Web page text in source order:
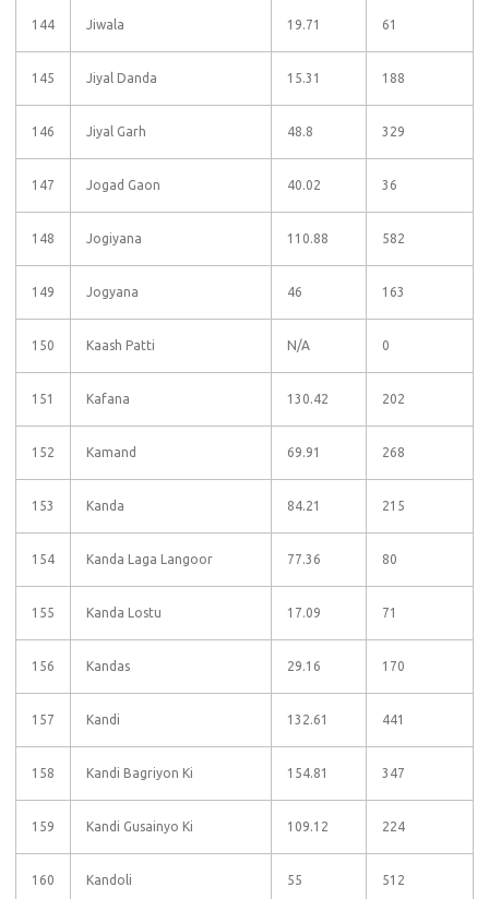
144 Jiwala 19.71 61
145 Jiyal Danda 15.31 188
146 Jiyal Garh 48.8 329
147 Jogad Gaon 40.02 36
148 Jogiyana 110.88 582
149 Jogyana 46 163
150 Kaash Patti N/A 0
151 Kafana 130.42 202
152 Kamand 69.91 268
153 Kanda 84.21 215
154 Kanda Laga Langoor 77.36 80
155 Kanda Lostu 17.09 71
156 Kandas 29.16 170
157 Kandi 132.61 441
158 Kandi Bagriyon Ki 154.81 347
159 Kandi Gusainyo Ki 109.12 224
160 Kandoli 55 512